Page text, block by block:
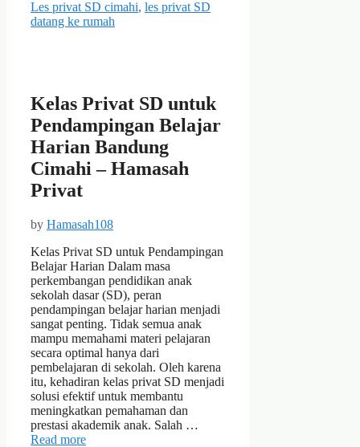
Les privat SD cimahi, les privat SD
datang ke rumah
Kelas Privat SD untuk
Pendampingan Belajar
Harian Bandung
Cimahi – Hamasah
Privat
by Hamasah108
Kelas Privat SD untuk Pendampingan
Belajar Harian Dalam masa
perkembangan pendidikan anak
sekolah dasar (SD), peran
pendampingan belajar harian menjadi
sangat penting. Tidak semua anak
mampu memahami materi pelajaran
secara optimal hanya dari
pembelajaran di sekolah. Oleh karena
itu, kehadiran kelas privat SD menjadi
solusi efektif untuk membantu
meningkatkan pemahaman dan
prestasi akademik anak. Salah …
Read more